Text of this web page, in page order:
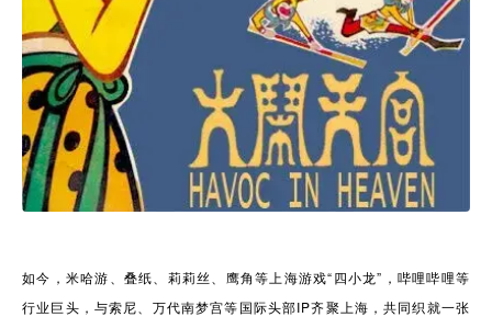
如今，米哈游、叠纸、莉莉丝、鹰角等上海游戏“四小龙”，哔哩哔哩等
行业巨头，与索尼、万代南梦宫等国际头部IP齐聚上海，共同织就一张